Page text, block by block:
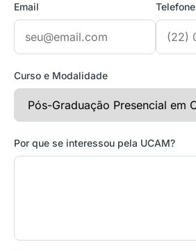
Email Telefone
Curso e Modalidade
Por que se interessou pela UCAM?